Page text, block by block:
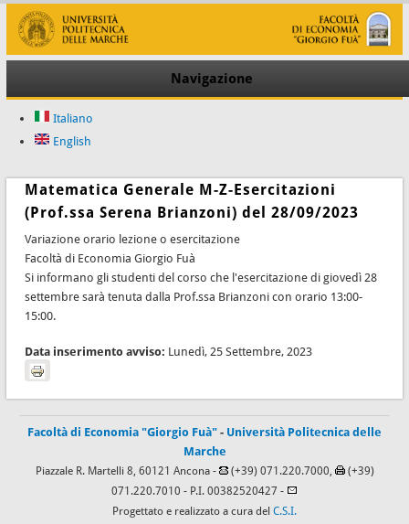
Navigazione
Italiano
English
Matematica Generale M-Z-Esercitazioni
(Prof.ssa Serena Brianzoni) del 28/09/2023
Variazione orario lezione o esercitazione
Facoltà di Economia Giorgio Fuà
Si informano gli studenti del corso che l'esercitazione di giovedì 28
settembre sarà tenuta dalla Prof.ssa Brianzoni con orario 13:00-
15:00.
Data inserimento avviso: Lunedì, 25 Settembre, 2023
Facoltà di Economia "Giorgio Fuà" - Università Politecnica delle
Marche
Piazzale R. Martelli 8, 60121 Ancona - (+39) 071.220.7000,
(+39)
071.220.7010 - P.I. 00382520427 -
Progettato e realizzato a cura del C.S.I.